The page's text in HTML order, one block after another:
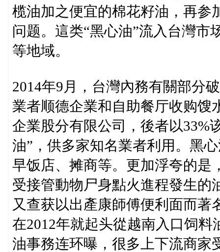
榄油加之便宜的棉花籽油，再参
问题。這类“黑心油”流入台灣市
等地域。
2014年9月，台灣內務有關部分
業者顺德企業和自助餐厅收购馊
企業股分有限公司，後者以33%
油”，供多家知名業者利用。黑
早饭店、摊商等。更加浮夸的是
受接管動物尸身點火進程發生的
又查获以出產康師傅便利面而
在2012年就起头從越南入口饲
油事務连环曝，很多上下流商家